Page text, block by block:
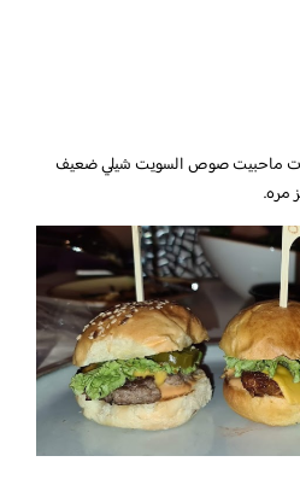
باربع نكهات ماحبيت صوص السويت شيلي ضعيف
مره.